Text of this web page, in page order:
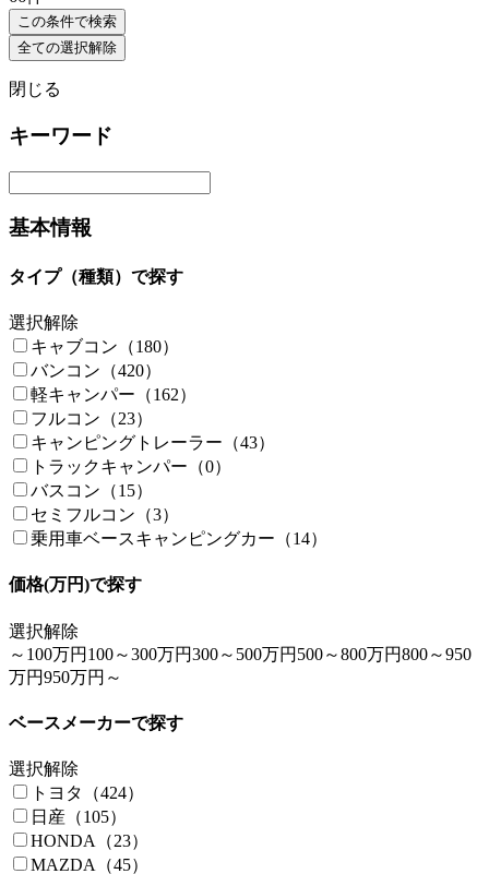
この条件で検索
全ての選択解除
閉じる
キーワード
基本情報
タイプ（種類）で探す
選択解除
キャブコン（180）
バンコン（420）
軽キャンパー（162）
フルコン（23）
キャンピングトレーラー（43）
トラックキャンパー（0）
バスコン（15）
セミフルコン（3）
乗用車ベースキャンピングカー（14）
価格(万円)で探す
選択解除
～100万円 100～300万円300～500万円 500～800万円800～950
万円950万円～
ベースメーカーで探す
選択解除
トヨタ（424）
日産（105）
HONDA（23）
MAZDA（45）